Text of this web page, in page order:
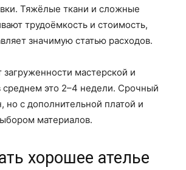
Тяжёлые ткани и сложные
трудоёмкость и стоимость,
значимую статью расходов.
загруженности мастерской и
среднем это 2–4 недели. Срочный
но с дополнительной платой и
материалов.
хорошее ателье